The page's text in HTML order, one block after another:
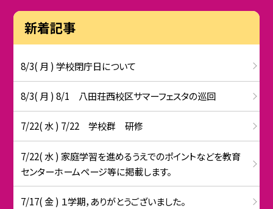
新着記事
8/3( 月 ) 学校閉庁日について
8/3( 月 ) 8/1 八田荘西校区サマーフェスタの巡回
7/22( 水 ) 7/22 学校群 研修
7/22( 水 ) 家庭学習を進めるうえでのポイントなどを教育
センターホームページ等に掲載します。
7/17( 金 ) １学期，ありがとうございました。